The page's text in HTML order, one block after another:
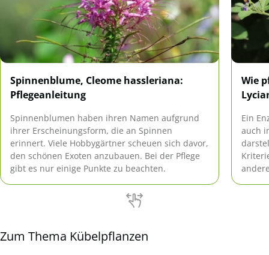
Spinnenblume, Cleome hassleriana:
Pflegeanleitung
Spinnenblumen haben ihren Namen aufgrund
ihrer Erscheinungsform, die an Spinnen
erinnert. Viele Hobbygärtner scheuen sich davor,
den schönen Exoten anzubauen. Bei der Pflege
gibt es nur einige Punkte zu beachten.
Wie
Ein
auch
Zum Thema Kübelpflanzen